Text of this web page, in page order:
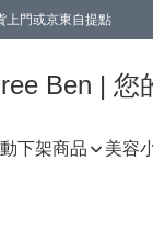
上門或京東自提點
Ben | 您
下架商品 美容